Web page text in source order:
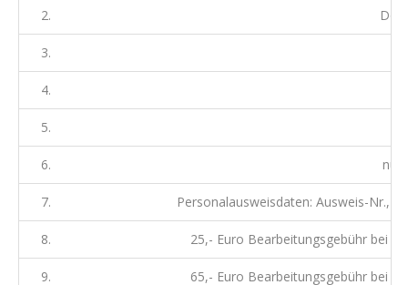
2.
3.
4.
5.
6. nur
7. Personalausweisdaten: Ausweis-Nr.,
8. 25,- Euro Bearbeitungsgebühr bei
9. 65,- Euro Bearbeitungsgebühr bei